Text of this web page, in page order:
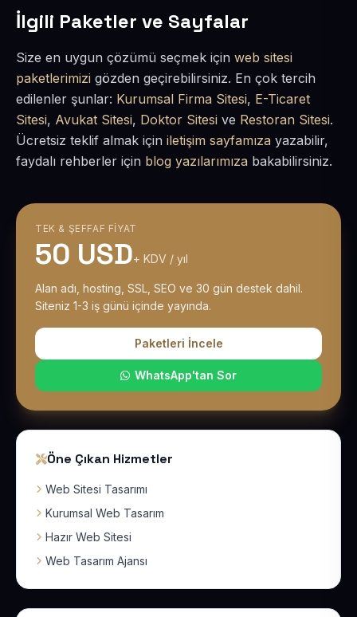
İlgili Paketler ve Sayfalar
Size en uygun çözümü seçmek için web sitesi
paketlerimizi gözden geçirebilirsiniz. En çok tercih
edilenler şunlar: Kurumsal Firma Sitesi, E-Ticaret
Sitesi, Avukat Sitesi, Doktor Sitesi ve Restoran Sitesi.
Ücretsiz teklif almak için iletişim sayfamıza yazabilir,
faydalı rehberler için blog yazılarımıza bakabilirsiniz.
TEK & ŞEFFAF FIYAT
50 USD+ KDV / yıl
Alan adı, hosting, SSL, SEO ve 30 gün destek dahil.
Siteniz 1-3 iş günü içinde yayında.
Paketleri İncele
WhatsApp'tan Sor
Öne Çıkan Hizmetler
Web Sitesi Tasarımı
Kurumsal Web Tasarım
Hazır Web Sitesi
Web Tasarım Ajansı